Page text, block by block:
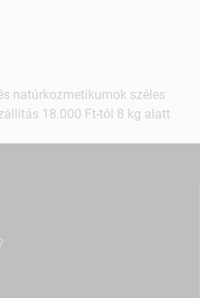
natúrkozmetikumok széles
18.000 Ft-tól 8 kg alatt